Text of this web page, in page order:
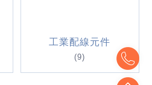
工業配線元件
(9)